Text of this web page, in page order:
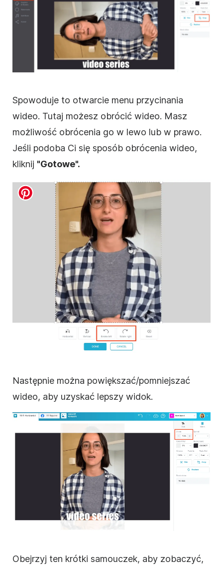
Spowoduje to otwarcie menu przycinania
wideo. Tutaj możesz obrócić wideo. Masz
możliwość obrócenia go w lewo lub w prawo.
Jeśli podoba Ci się sposób obrócenia wideo,
kliknij "Gotowe".
Następnie można powiększać/pomniejszać
wideo, aby uzyskać lepszy widok.
Obejrzyj ten krótki samouczek, aby zobaczyć,